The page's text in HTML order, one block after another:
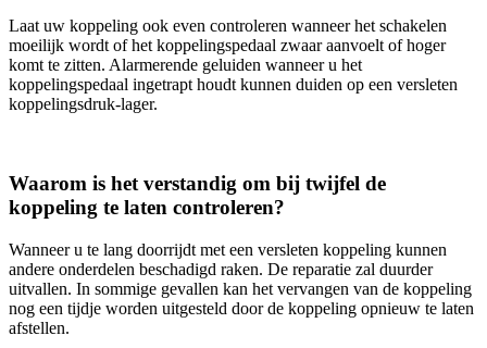
Laat uw koppeling ook even controleren wanneer het schakelen
moeilijk wordt of het koppelingspedaal zwaar aanvoelt of hoger
komt te zitten. Alarmerende geluiden wanneer u het
koppelingspedaal ingetrapt houdt kunnen duiden op een versleten
koppelingsdruk-lager.
Waarom is het verstandig om bij twijfel de
koppeling te laten controleren?
Wanneer u te lang doorrijdt met een versleten koppeling kunnen
andere onderdelen beschadigd raken. De reparatie zal duurder
uitvallen. In sommige gevallen kan het vervangen van de koppeling
nog een tijdje worden uitgesteld door de koppeling opnieuw te laten
afstellen.